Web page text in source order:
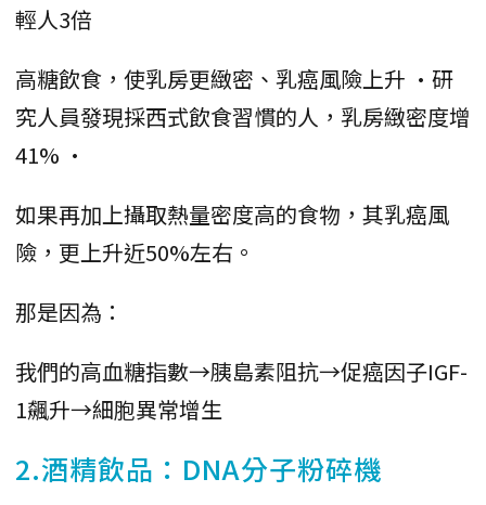
輕人3倍
高糖飲食，使乳房更緻密、乳癌風險上升 ·研
究人員發現採西式飲食習慣的人，乳房緻密度增
41% ·
如果再加上攝取熱量密度高的食物，其乳癌風
險，更上升近50%左右。
那是因為：
我們的高血糖指數→胰島素阻抗→促癌因子IGF-
1飆升→細胞異常增生
2.酒精飲品：DNA分子粉碎機